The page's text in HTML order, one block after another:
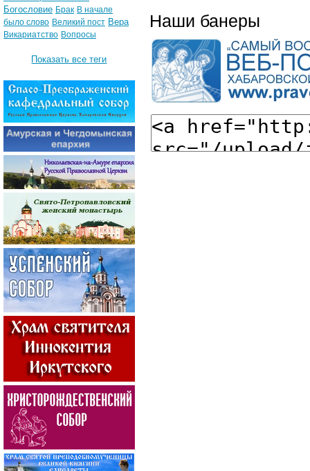
Наши банеры
Богословие Брак В начале
было слово Великий пост Вера
Викариатство Вопросы
Показать все теги